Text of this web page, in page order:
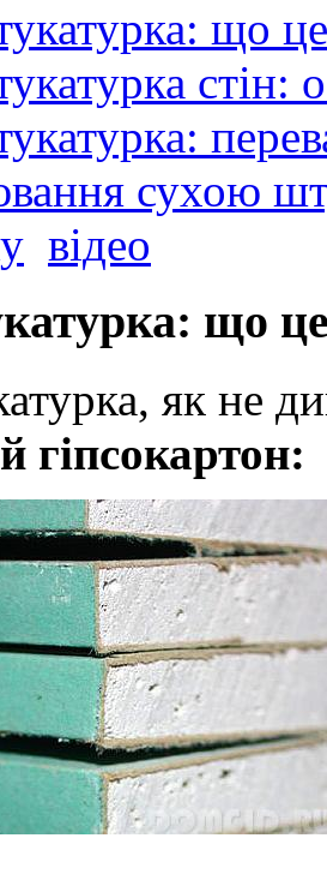
що
стін:
сухою
відео
що
як не
гіпсокартон: